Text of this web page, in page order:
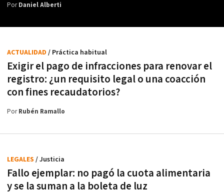
PorDaniel Alberti
Exigir el pago de infracciones para renovar el
registro: ¿un requisito legal o una coacción
con fines recaudatorios?
ACTUALIDAD / Práctica habitual
PorRubén Ramallo
Fallo ejemplar: no pagó la cuota alimentaria
y se la suman a la boleta de luz
LEGALES / Justicia